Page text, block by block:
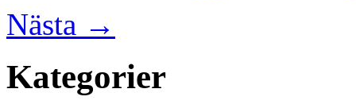
Nästa →
Kategorier